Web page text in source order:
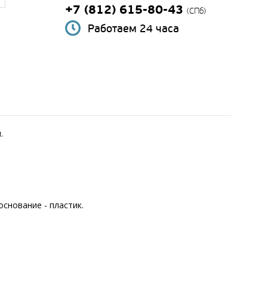
+7 (812) 615-80-43 (СПб)
Работаем 24 часа
- пластик.